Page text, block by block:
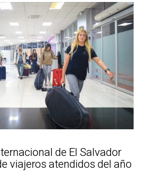
de El Salvador
viajeros atendidos del año